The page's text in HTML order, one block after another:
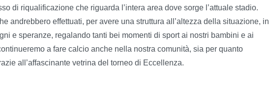
di riqualificazione che riguarda l’intera area dove sorge l’attuale stadio.
andrebbero effettuati, per avere una struttura all’altezza della situazione, in
e speranze, regalando tanti bei momenti di sport ai nostri bambini e ai
a fare calcio anche nella nostra comunità, sia per quanto
all’affascinante vetrina del torneo di Eccellenza.